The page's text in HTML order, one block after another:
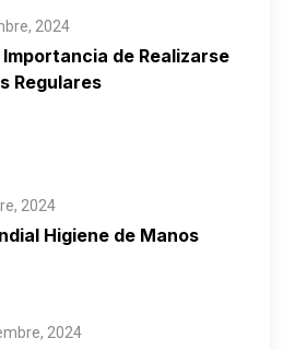
2024
Importancia de Realizarse
Regulares
2024
Higiene de Manos
2024